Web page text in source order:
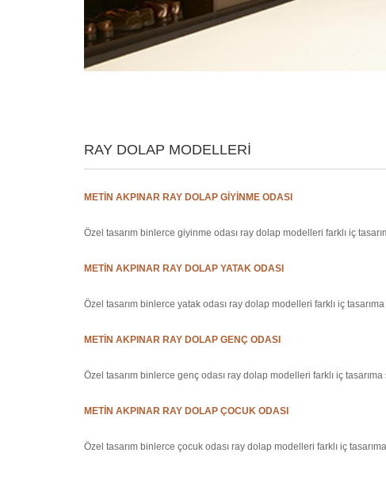
RAY DOLAP MODELLERI
METIN AKPINAR RAY DOLAP GIYINME ODASI
Özel tasarım binlerce giyinme odası ray dolap modelleri farklı iç
METIN AKPINAR RAY DOLAP YATAK ODASI
Özel tasarım binlerce yatak odası ray dolap modelleri farklı iç
METIN AKPINAR RAY DOLAP GENÇ ODASI
Özel tasarım binlerce genç odası ray dolap modelleri farklı iç
METIN AKPINAR RAY DOLAP ÇOCUK ODASI
Özel tasarım binlerce çocuk odası ray dolap modelleri farklı iç